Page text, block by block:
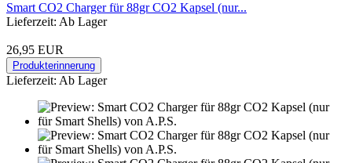
Smart CO2 Charger für 88gr CO2 Kapsel (nur...
Lieferzeit: Ab Lager
26,95 EUR
Produkterinnerung
Lieferzeit: Ab Lager